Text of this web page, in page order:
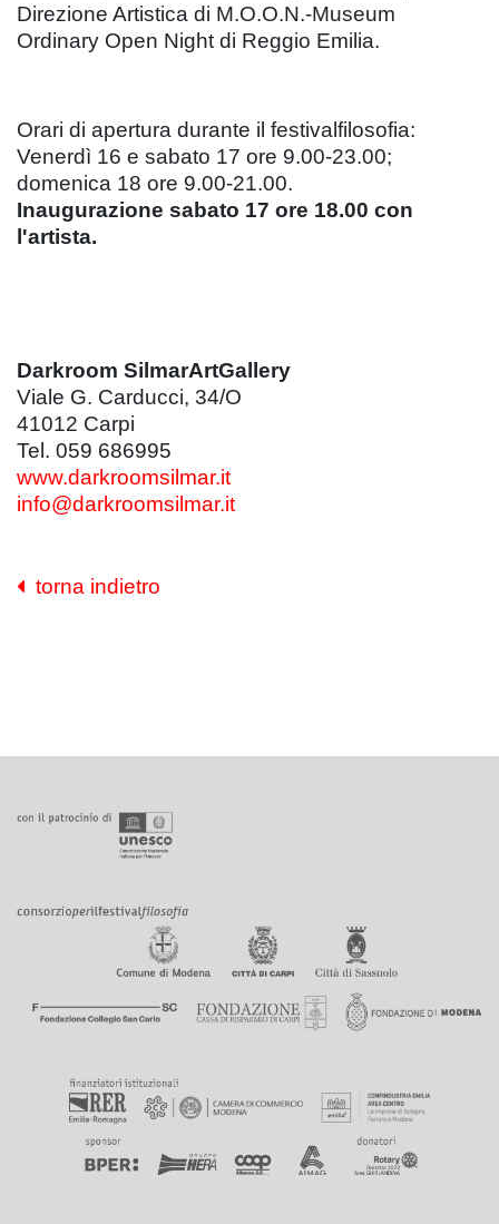
Direzione Artistica di M.O.O.N.-Museum
Ordinary Open Night di Reggio Emilia.
Orari di apertura durante il festivalfilosofia:
Venerdì 16 e sabato 17 ore 9.00-23.00;
domenica 18 ore 9.00-21.00.
Inaugurazione sabato 17 ore 18.00 con
l'artista.
Darkroom SilmarArtGallery
Viale G. Carducci, 34/O
41012 Carpi
Tel. 059 686995
www.darkroomsilmar.it
info@darkroomsilmar.it
torna indietro